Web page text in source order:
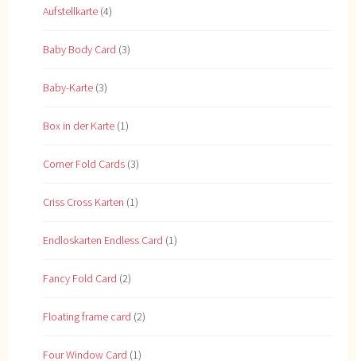
Aufstellkarte (4)
Baby Body Card (3)
Baby-Karte (3)
Box in der Karte (1)
Corner Fold Cards (3)
Criss Cross Karten (1)
Endloskarten Endless Card (1)
Fancy Fold Card (2)
Floating frame card (2)
Four Window Card (1)